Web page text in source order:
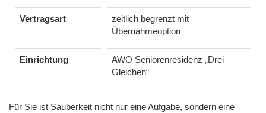
Vertragsart
zeitlich begrenzt mit
Übernahmeoption
Einrichtung
AWO Seniorenresidenz „Drei
Gleichen“
Für Sie ist Sauberkeit nicht nur eine Aufgabe, sondern eine